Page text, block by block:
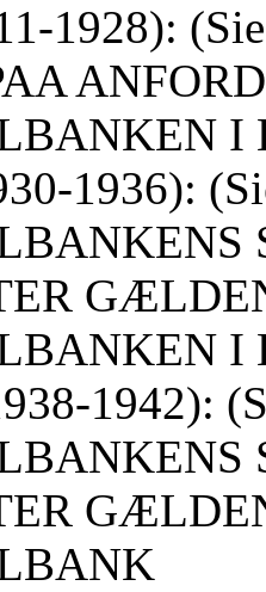
1928):
I
1936):
I
1942):